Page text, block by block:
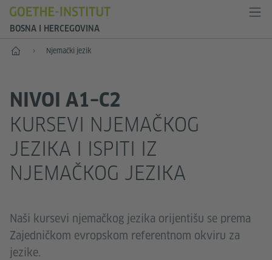
BOSNA I HERCEGOVINA
Početak Njemački jezik
NIVOI A1–C2
KURSEVI NJEMAČKOG
JEZIKA I ISPITI IZ
NJEMAČKOG JEZIKA
Naši kursevi njemačkog jezika orijentišu se prema
Zajedničkom evropskom referentnom okviru za
jezike.